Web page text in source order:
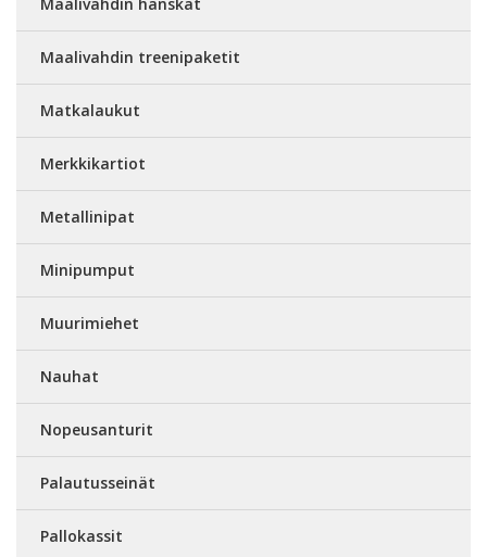
Maalivahdin hanskat
Maalivahdin treenipaketit
Matkalaukut
Merkkikartiot
Metallinipat
Minipumput
Muurimiehet
Nauhat
Nopeusanturit
Palautusseinät
Pallokassit